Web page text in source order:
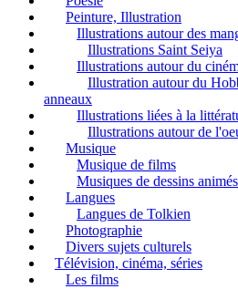
Peinture, Illustration
Illustrations autour des
Illustrations Saint Seiya
Illustrations autour du
Illustration autour du
anneaux
Illustrations liées à la
Illustrations autour de
Musique
Musique de films
Musiques de dessins animés
Langues
Langues de Tolkien
Photographie
Divers sujets culturels
Télévision, cinéma, séries
Les films